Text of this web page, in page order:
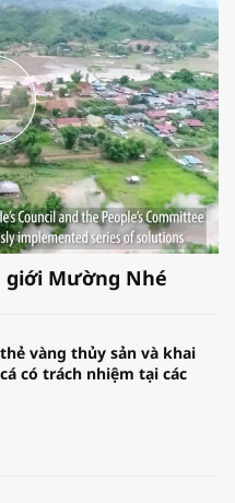
Mường Nhé
vàng thủy sản và khai
có trách nhiệm tại các